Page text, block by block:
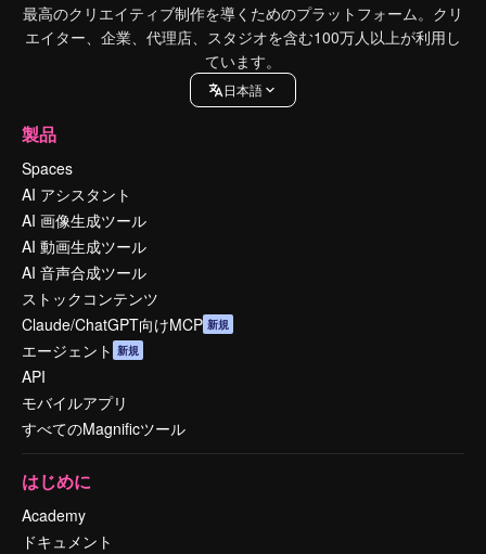
最高のクリエイティブ制作を導くためのプラットフォーム。クリ
エイター、企業、代理店、スタジオを含む100万人以上が利用し
ています。
日本語
製品
Spaces
AI アシスタント
AI 画像生成ツール
AI 動画生成ツール
AI 音声合成ツール
ストックコンテンツ
Claude/ChatGPT向けMCP 新規
エージェント 新規
API
モバイルアプリ
すべてのMagnificツール
はじめに
Academy
ドキュメント